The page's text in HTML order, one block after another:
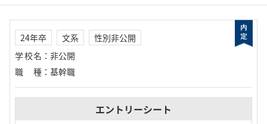
24年卒 文系
性別非公開
学校名 ： 非公開
職種 ： 基幹職
エントリーシート